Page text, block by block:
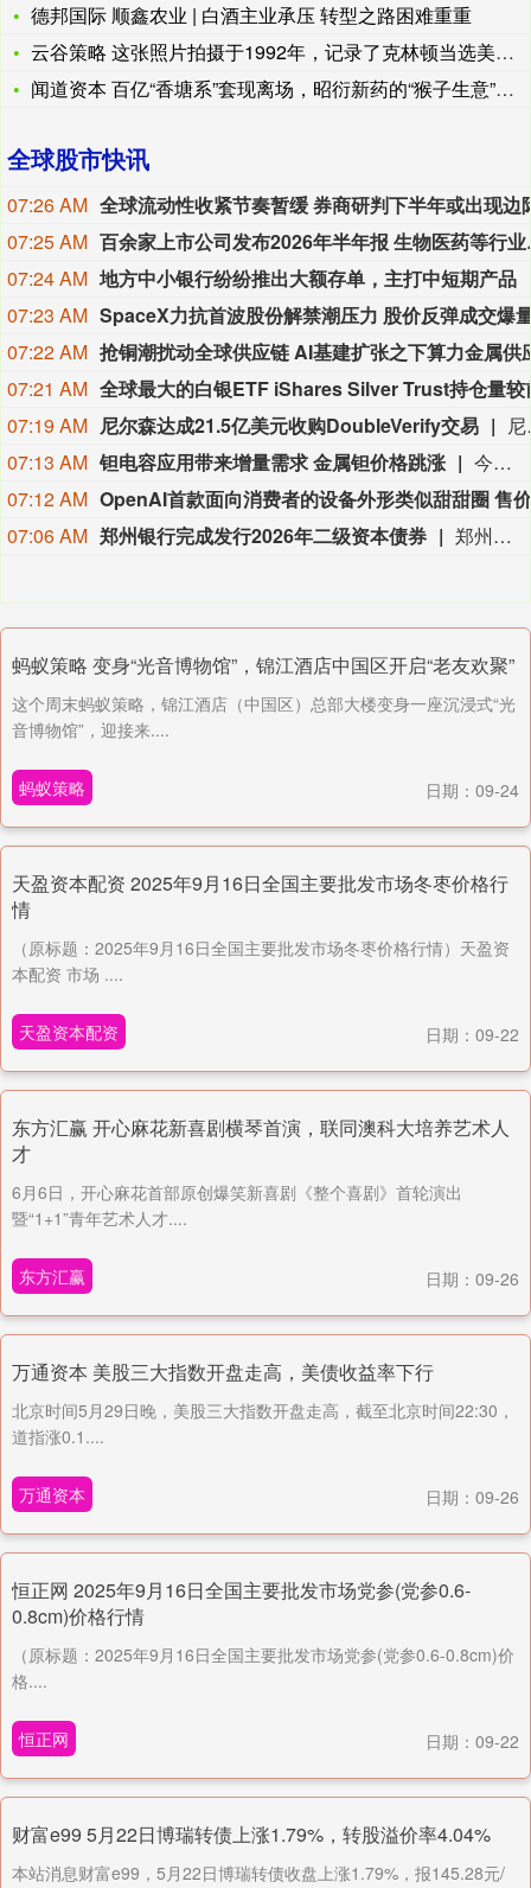
德邦国际 顺鑫农业 | 白酒主业承压 转型之路困难重重
云谷策略 这张照片拍摄于1992年，记录了克林顿当选美国第4
闻道资本 百亿“香塘系”套现离场，昭衍新药的“猴子生意”还灵
全球股市快讯
07:26 AM
07:25 AM
百余家
07:24 AM 地方中小银行纷纷推出大额存单，主打中短期产品
07:23 AM SpaceX力抗首波股份解禁潮压力 股价反弹成交爆
07:22 AM
07:21 AM
07:19 AM 尼尔森达成21.5亿美元收购DoubleVerify交易
尼尔森控股已同意以21.5亿美元收购DoubleVerify控股公司，
07:13 AM 钽电容应用带来增量需求 金属钽价格跳涨
今年以来，国内钽价跳涨，涨幅接近1.4倍。业内人士表示，此轮钽价大涨的主因是全球钽金属供需格局的结构性失衡：供应端，全球钽矿供应链较为脆弱，供给刚性显著；需求端，AI算力产业爆发打开行业增长空间，钽电容、钽靶材等增长弹性较高。在高景气行情驱动下，国内钽电容企业加速突围，拓展AI算力等高附加值民用市场，推动高端钽电容国产化替代进程提速。
07:12 AM
07:06 AM 郑州银行完成发行2026年二级资本债券 郑州银行(06196)发布公告，经国家金融监督管理总局河南监管局和中国人民银行批准，本行于近日在全国银行间债券市场成功发行“郑州银行股份有限公司2026年二级资本债券”(本期债券)。本期债券于2026年8月4日簿记建档，并于2026年8月6日完成缴款，发行规模为人民币60亿元，为10年期固定利率债券，票面利率为1.97%，在第5年末附有条件的发行人赎回权。本期债券募集资金将依据适用法律和监管部门的批准，用于补充本行二级资本。
蚂蚁策略 变身“光音博物馆”，锦江酒店中国区开启“老友欢聚”
这个周末蚂蚁策略，锦江酒店（中国区）总部大楼变身一座沉浸式“光
音博物馆”，迎接来....
蚂蚁策略 日期：09-24
天盈资本配资 2025年9月16日全国主要批发市场冬枣价格行
情
（原标题：2025年9月16日全国主要批发市场冬枣价格行情）天盈资
本配资 市场 ....
天盈资本配资 日期：09-22
东方汇赢 开心麻花新喜剧横琴首演，联同澳科大培养艺术人
才
6月6日，开心麻花首部原创爆笑新喜剧《整个喜剧》首轮演出
暨“1+1”青年艺术人才....
东方汇赢 日期：09-26
万通资本 美股三大指数开盘走高，美债收益率下行
北京时间5月29日晚，美股三大指数开盘走高，截至北京时间22:30，
道指涨0.1....
万通资本 日期：09-26
恒正网 2025年9月16日全国主要批发市场党参(党参0.6-
0.8cm)价格行情
（原标题：2025年9月16日全国主要批发市场党参(党参0.6-0.8cm)价
格....
恒正网 日期：09-22
财富e99 5月22日博瑞转债上涨1.79%，转股溢价率4.04%
本站消息财富e99，5月22日博瑞转债收盘上涨1.79%，报145.28元/